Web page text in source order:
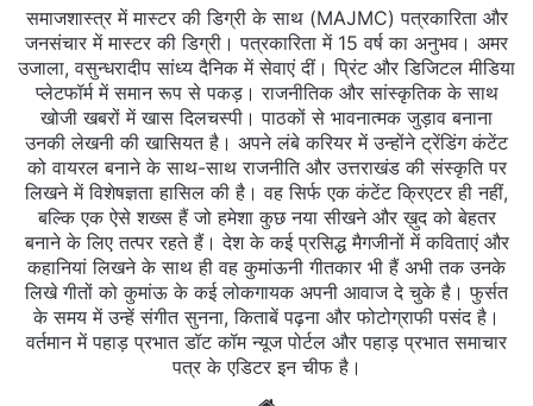
समाजशास्त्र में मास्टर की डिग्री के साथ (MAJMC) पत्रकारिता और
जनसंचार में मास्टर की डिग्री। पत्रकारिता में 15 वर्ष का अनुभव। अमर
उजाला, वसुन्धरादीप सांध्य दैनिक में सेवाएं दीं। प्रिंट और डिजिटल मीडिया
प्लेटफॉर्म में समान रूप से पकड़। राजनीतिक और सांस्कृतिक के साथ
खोजी खबरों में खास दिलचस्‍पी। पाठकों से भावनात्मक जुड़ाव बनाना
उनकी लेखनी की खासियत है। अपने लंबे करियर में उन्होंने ट्रेंडिंग कंटेंट
को वायरल बनाने के साथ-साथ राजनीति और उत्तराखंड की संस्कृति पर
लिखने में विशेषज्ञता हासिल की है। वह सिर्फ एक कंटेंट क्रिएटर ही नहीं,
बल्कि एक ऐसे शख्स हैं जो हमेशा कुछ नया सीखने और ख़ुद को बेहतर
बनाने के लिए तत्पर रहते हैं। देश के कई प्रसिद्ध मैगजीनों में कविताएं और
कहानियां लिखने के साथ ही वह कुमांऊनी गीतकार भी हैं अभी तक उनके
लिखे गीतों को कुमांऊ के कई लोकगायक अपनी आवाज दे चुके है। फुर्सत
के समय में उन्हें संगीत सुनना, किताबें पढ़ना और फोटोग्राफी पसंद है।
वर्तमान में पहाड़ प्रभात डॉट कॉम न्यूज पोर्टल और पहाड़ प्रभात समाचार
पत्र के एडिटर इन चीफ है।